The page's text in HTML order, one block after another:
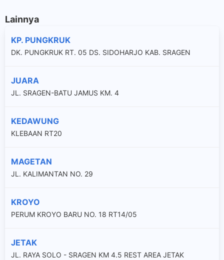
Lainnya
KP. PUNGKRUK
DK. PUNGKRUK RT. 05 DS. SIDOHARJO KAB. SRAGEN
JUARA
JL. SRAGEN-BATU JAMUS KM. 4
KEDAWUNG
KLEBAAN RT20
MAGETAN
JL. KALIMANTAN NO. 29
KROYO
PERUM KROYO BARU NO. 18 RT14/05
JETAK
JL. RAYA SOLO - SRAGEN KM 4.5 REST AREA JETAK